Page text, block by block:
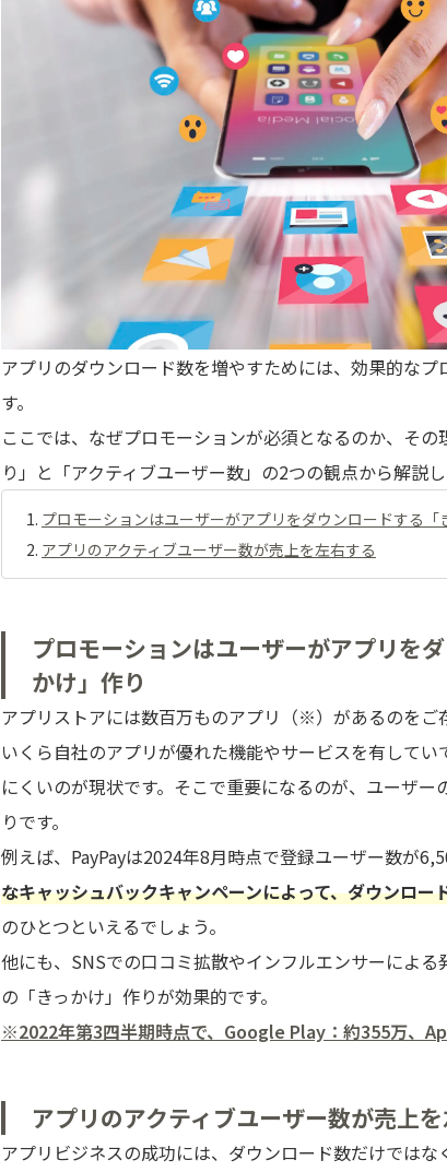
アプリのダウンロード数を増やすためには、効果的な
す。
ここでは、なぜプロモーションが必須となるのか、そ
り」と「アクティブユーザー数」の2つの観点から解説し
プロモーションはユーザーがアプリをダウンロードする「
アプリのアクティブユーザー数が売上を左右する
プロモーションはユーザーがアプリを
かけ」作り
アプリストアには数百万ものアプリ（※）があるのをご
いくら自社のアプリが優れた機能やサービスを有してい
にくいのが現状です。そこで重要になるのが、ユーザー
りです。
例えば、PayPayは2024年8月時点で登録ユーザー数が
なキャッシュバックキャンペーンによって、ダウンロー
のひとつといえるでしょう。
他にも、SNSでの口コミ拡散やインフルエンサーによる
の「きっかけ」作りが効果的です。
※2022年第3四半期時点で、Google Play：約355万、
アプリのアクティブユーザー数が売上
アプリビジネスの成功には、ダウンロード数だけでは